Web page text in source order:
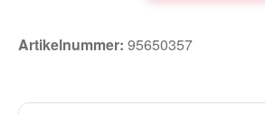
Artikelnummer: 95650357